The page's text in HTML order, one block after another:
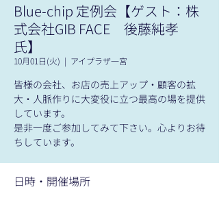
Blue-chip 定例会【ゲスト：株
式会社GIB FACE 後藤純孝
氏】
10月01日(火)
  |
アイプラザ一宮
皆様の会社、お店の売上アップ・顧客の拡
大・人脈作りに大変役に立つ最高の場を提供
しています。
是非一度ご参加してみて下さい。心よりお待
ちしています。
日時・開催場所